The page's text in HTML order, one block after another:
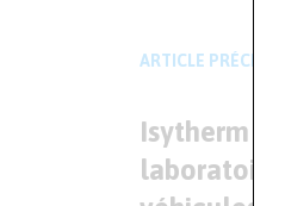
ARTICLE
Isytherm :
laboratoire